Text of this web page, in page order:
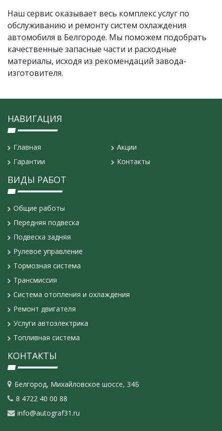
Наш сервис оказывает весь комплекс услуг по
обслуживанию и ремонту систем охлаждения
автомобиля в Белгороде. Мы поможем подобрать
качественные запасные части и расходные
материалы, исходя из рекомендаций завода-
изготовителя.
НАВИГАЦИЯ
Главная
Акции
Гарантии
Контакты
ВИДЫ РАБОТ
Общие работы
Передняя подвеска
Подвеска задняя
Рулевое управление
Тормозная система
Трансмиссия
Система отопления и охлаждения
Ремонт двигателя
Услуги автоэлектрика
Топливная система
КОНТАКТЫ
Белгород, Михайловское шоссе, 34Б
8 4722 40 00 88
info@autograf31.ru